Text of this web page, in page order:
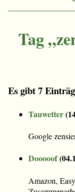
Tag
Es gibt 7
Tauwetter(
Google
Dooooof(
Amazon,